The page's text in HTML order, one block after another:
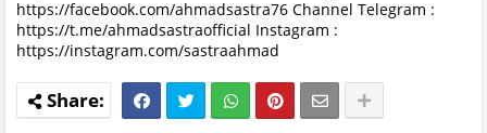
https://facebook.com/ahmadsastra76 Channel Telegram :
https://t.me/ahmadsastraofficial Instagram :
https://instagram.com/sastraahmad